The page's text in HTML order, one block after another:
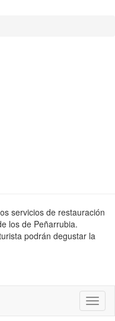
servicios de restauración
los de Peñarrubia.
podrán degustar la